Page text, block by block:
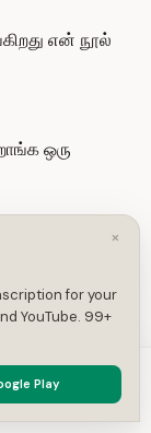
என் நூல்
ஒரு
போயிட்டு
வர மாதிரிதான்
×
for your
YouTube. 99+
Play